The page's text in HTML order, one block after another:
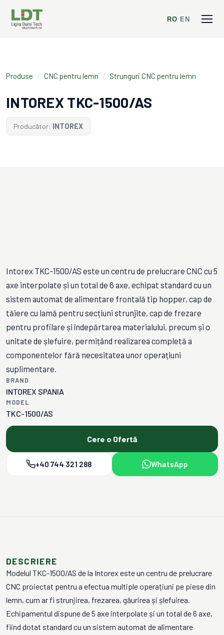
RO EN
Produse / CNC pentru lemn / Strunguri CNC pentru lemn
INTOREX TKC-1500/AS
Producător: INTOREX
Intorex TKC-1500/AS este un centru de prelucrare CNC cu 5
axe interpolate și un total de 6 axe, echipat standard cu un
sistem automat de alimentare frontală tip hopper, cap de
tăiere cu lamă pentru secțiuni strunjite, cap de frezare
pentru profilare și îndepărtarea materialului, precum și o
unitate de șlefuire, permițând realizarea completă a
componentelor fără necesitatea unor operațiuni
suplimentare.
BRAND
INTOREX SPANIA
MODEL
TKC-1500/AS
Cere o Ofertă
+40 744 321 288 WhatsApp
DESCRIERE
Modelul TKC-1500/AS de la Intorex este un centru de prelucrare
CNC proiectat pentru a efectua multiple operațiuni pe piese din
lemn, cum ar fi strunjirea, frezarea, găurirea și șlefuirea.
Echipamentul dispune de 5 axe interpolate și un total de 6 axe,
fiind dotat standard cu un sistem automat de alimentare